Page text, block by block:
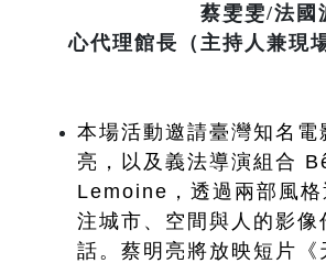
蔡雯雯/法國波爾
心代理館長（主持人兼現
本場活動邀請臺灣知名電
亮，以及義法導演組合
Lemoine，透過兩部風格
注城市、空間與人的影像
話。蔡明亮將放映短片《